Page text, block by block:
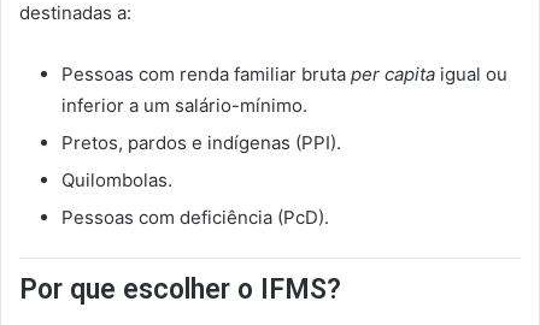
destinadas a:
Pessoas com renda familiar bruta per capita igual ou
inferior a um salário-mínimo.
Pretos, pardos e indígenas (PPI).
Quilombolas.
Pessoas com deficiência (PcD).
Por que escolher o IFMS?